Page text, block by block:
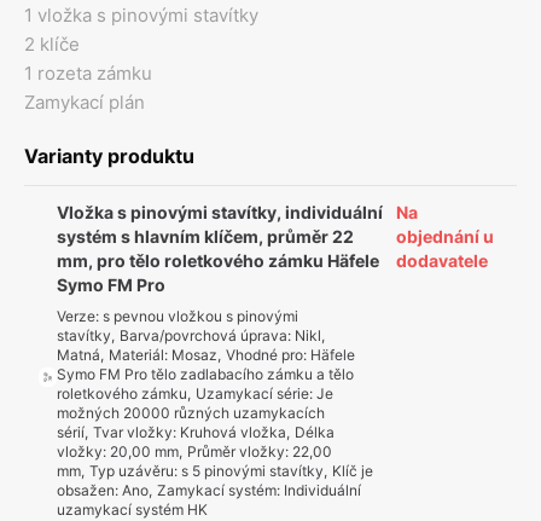
1 vložka s pinovými stavítky
2 klíče
1 rozeta zámku
Zamykací plán
Varianty produktu
Vložka s pinovými stavítky, individuální
systém s hlavním klíčem, průměr 22
mm, pro tělo roletkového zámku Häfele
Symo FM Pro
Verze: s pevnou vložkou s pinovými
stavítky, Barva/povrchová úprava: Nikl,
Matná, Materiál: Mosaz, Vhodné pro: Häfele
Symo FM Pro tělo zadlabacího zámku a tělo
roletkového zámku, Uzamykací série: Je
možných 20000 různých uzamykacích
sérií, Tvar vložky: Kruhová vložka, Délka
vložky: 20,00 mm, Průměr vložky: 22,00
mm, Typ uzávěru: s 5 pinovými stavítky, Klíč je
obsažen: Ano, Zamykací systém: Individuální
uzamykací systém HK
Na
objednání u
dodavatele